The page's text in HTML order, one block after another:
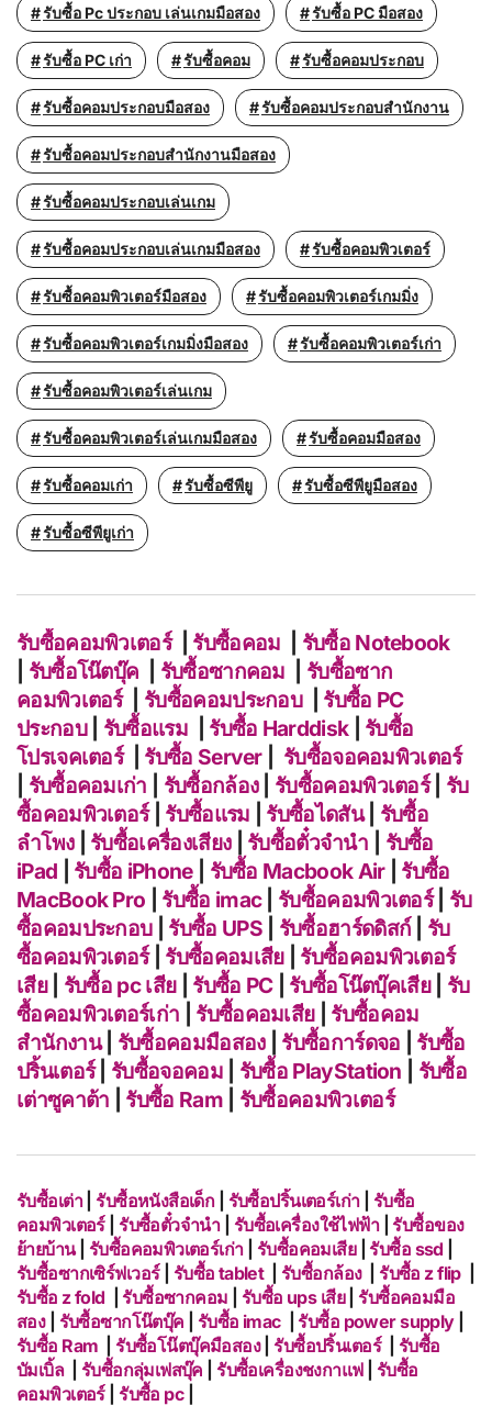
รับซื้อ Pc ประกอบ เล่นเกมมือสอง รับซื้อ PC มือสอง
รับซื้อ PC เก่า รับซื้อคอม รับซื้อคอมประกอบ
รับซื้อคอมประกอบมือสอง รับซื้อคอมประกอบสำนักงาน
รับซื้อคอมประกอบสำนักงานมือสอง
รับซื้อคอมประกอบเล่นเกม
รับซื้อคอมประกอบเล่นเกมมือสอง รับซื้อคอมพิวเตอร์
รับซื้อคอมพิวเตอร์มือสอง รับซื้อคอมพิวเตอร์เกมมิ่ง
รับซื้อคอมพิวเตอร์เกมมิ่งมือสอง รับซื้อคอมพิวเตอร์เก่า
รับซื้อคอมพิวเตอร์เล่นเกม
รับซื้อคอมพิวเตอร์เล่นเกมมือสอง รับซื้อคอมมือสอง
รับซื้อคอมเก่า รับซื้อซีพียู รับซื้อซีพียูมือสอง
รับซื้อซีพียูเก่า
รับซื้อคอมพิวเตอร์| รับซื้อคอม
รับซื้อ Notebook
รับซื้อโน๊ตบุ๊ค รับซื้อซากคอม
รับซื้อซาก
คอมพิวเตอร์| รับซื้อคอมประกอบ| รับซื้อ PC
ประกอบ| รับซื้อแรม| รับซื้อ Harddisk
รับซื้อ
โปรเจคเตอร์| รับซื้อ Server
รับซื้อจอคอมพิวเตอร์
รับซื้อคอมเก่า รับซื้อกล้อง| รับซื้อคอมพิวเตอร์| รับ
ซื้อคอมพิวเตอร์| รับซื้อแรม รับซื้อไดสัน| รับซื้อ
ลำโพง| รับซื้อเครื่องเสียง| รับซื้อตั๋วจำนำ
รับซื้อ
iPad
รับซื้อ iPhone รับซื้อ Macbook Air| รับซื้อ
MacBook Pro
รับซื้อ imac| รับซื้อคอมพิวเตอร์| รับ
ซื้อคอมประกอบ| รับซื้อ UPS| รับซื้อฮาร์ดดิสก์
รับ
ซื้อคอมพิวเตอร์| รับซื้อคอมเสีย| รับซื้อคอมพิวเตอร์
เสีย| รับซื้อ pc เสีย| รับซื้อ PC| รับซื้อโน๊ตบุ๊คเสีย| รับ
ซื้อคอมพิวเตอร์เก่า
รับซื้อคอมเสีย
รับซื้อคอม
สำนักงาน รับซื้อคอมมือสอง| รับซื้อการ์ดจอ
รับซื้อ
ปริ้นเตอร์| รับซื้อจอคอม| รับซื้อ PlayStation
รับซื้อ
เต่าซูคาต้า
รับซื้อ Ram| รับซื้อคอมพิวเตอร์
รับซื้อเต่า| รับซื้อหนังสือเด็ก| รับซื้อปริ้นเตอร์เก่า| รับซื้อ
คอมพิวเตอร์| รับซื้อตั๋วจำนำ| รับซื้อเครื่องใช้ไฟฟ้า| รับซื้อของ
ย้ายบ้าน| รับซื้อคอมพิวเตอร์เก่า| รับซื้อคอมเสีย| รับซื้อ ssd
รับซื้อซากเซิร์ฟเวอร์| รับซื้อ tablet รับซื้อกล้อง รับซื้อ z flip
รับซื้อ z fold
รับซื้อซากคอม รับซื้อ ups เสีย| รับซื้อคอมมือ
สอง| รับซื้อซากโน๊ตบุ๊ค รับซื้อ imac รับซื้อ power supply|
รับซื้อ Ram
รับซื้อโน๊ตบุ๊คมือสอง| รับซื้อปริ้นเตอร์
รับซื้อ
บัมเบิ้ล
รับซื้อกลุ่มเฟสบุ๊ค รับซื้อเครื่องชงกาแฟ| รับซื้อ
คอมพิวเตอร์| รับซื้อ pc|